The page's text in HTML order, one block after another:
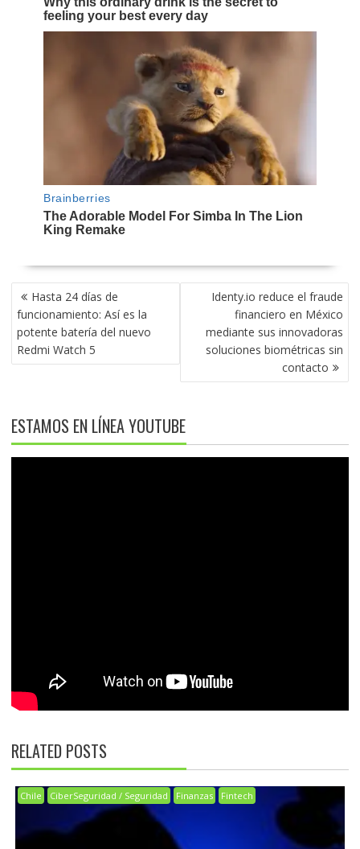
NAVEGACIÓN
DE
ENTRADAS
Hasta 24 días de
funcionamiento: Así es la
potente batería del nuevo
Redmi Watch 5
Identy.io reduce el fraude
financiero en México
mediante sus innovadoras
soluciones biométricas sin
contacto
ESTAMOS EN LÍNEA YOUTUBE
RELATED POSTS
Chile CiberSeguridad / Seguridad Finanzas Fintech